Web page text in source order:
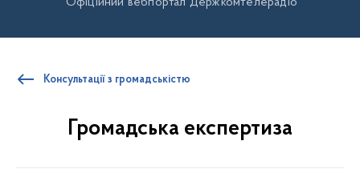
Консультації з громадськістю
Громадська експертиза